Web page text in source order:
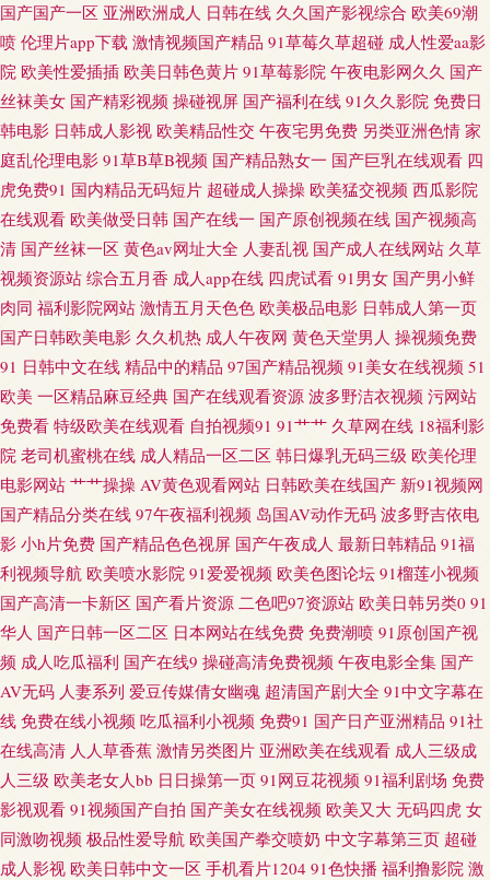
射 伊人久久精品无码 操碰在线免费观看 欧美激eyy 麻豆视屏 免费91网站 午
夜剧场欧美 www艹 狠狠干在线视频 欧美国产激情 深夜啪啪网址 综合色网导
航 超碰人妻色 韩国性爱网 另类射区 人妖性网站 五月素人人妻 波多野吉衣家
91 国产喷水在线观看 久久在线伊人 青青国产区91 91网站网址大全 国产绿帽
Av 免费人人妻导航 五月丁香网站 91污秽网站 国产91探花视频 麻豆乱人伦
熟女后入 在线观看伦理 99超碰资源总站 狼友在线免费 午夜福利成人网站 91
免费观看视频 超碰人人玩 午夜福利66 超碰在线久 久久播五月 午夜成人免费
AV a片传媒 美女视频91网站 亚洲青青操原 97久色主站 国产在线9 欧美日韩
国产电影 91Z网站 日日撸亚洲视频 91最新 国产精品吃瓜视频 日韩色色视频
影91 激情试看三级 亚洲色图vu 国产av夜夜 人妻色AV 伊人干网 大香蕉久久
色综合社区 超碰91人人 日韩AA电影院 综合瑟瑟 成人香蕉视频 午夜狼窝AV
97精品色情 激情图区 先锋男人av站 东京热无码中文网 黑人激情影院 日本理
论片播放 www91熟女 黑人干日本少妇 熟妇tv操 91色色小视频 久草免费在线
色站 熟女少妇一二区 91免费社区 东京热15p 久久性交网 日本欧美国产综合
91网亚洲蜜桃 国产精品国产 蜜臀gv蜜芽 午夜影院060 97色综合1 女同互相扣
国产国产一区 亚洲欧洲成人 日韩在线 久久国产影视综合 欧美69潮
喷 伦理片app下载 激情视频国产精品 91草莓久草超碰 成人性爱aa影
院 欧美性爱插插 欧美日韩色黄片 91草莓影院 午夜电影网久久 国产
丝袜美女 国产精彩视频 操碰视屏 国产福利在线 91久久影院 免费日
韩电影 日韩成人影视 欧美精品性交 午夜宅男免费 另类亚洲色情 家
庭乱伦理电影 91草B草B视频 国产精品熟女一 国产巨乳在线观看 四
虎免费91 国内精品无码短片 超碰成人操操 欧美猛交视频 西瓜影院
在线观看 欧美做受日韩 国产在线一 国产原创视频在线 国产视频高
清 国产丝袜一区 黄色av网址大全 人妻乱视 国产成人在线网站 久草
视频资源站 综合五月香 成人app在线 四虎试看 91男女 国产男小鲜
肉同 福利影院网站 激情五月天色色 欧美极品电影 日韩成人第一页
国产日韩欧美电影 久久机热 成人午夜网 黄色天堂男人 操视频免费
91 日韩中文在线 精品中的精品 97国产精品视频 91美女在线视频 51
欧美 一区精品麻豆经典 国产在线观看资源 波多野洁衣视频 污网站
免费看 特级欧美在线观看 自拍视频91 91艹艹 久草网在线 18福利影
院 老司机蜜桃在线 成人精品一区二区 韩日爆乳无码三级 欧美伦理
电影网站 艹艹操操 AV黄色观看网站 日韩欧美在线国产 新91视频网
国产精品分类在线 97午夜福利视频 岛国AV动作无码 波多野吉依电
影 小h片免费 国产精品色色视屏 国产午夜成人 最新日韩精品 91福
利视频导航 欧美喷水影院 91爱爱视频 欧美色图论坛 91榴莲小视频
国产高清一卡新区 国产看片资源 二色吧97资源站 欧美日韩另类0 91
华人 国产日韩一区二区 日本网站在线免费 免费潮喷 91原创国产视
频 成人吃瓜福利 国产在线9 操碰高清免费视频 午夜电影全集 国产
AV无码 人妻系列 爱豆传媒倩女幽魂 超清国产剧大全 91中文字幕在
线 免费在线小视频 吃瓜福利小视频 免费91 国产日产亚洲精品 91社
在线高清 人人草香蕉 激情另类图片 亚洲欧美在线观看 成人三级成
人三级 欧美老女人bb 日日操第一页 91网豆花视频 91福利剧场 免费
影视观看 91视频国产自拍 国产美女在线视频 欧美又大 无码四虎 女
同激吻视频 极品性爱导航 欧美国产拳交喷奶 中文字幕第三页 超碰
成人影视 欧美日韩中文一区 手机看片1204 91色快播 福利撸影院 激